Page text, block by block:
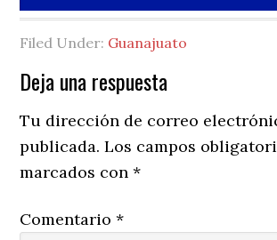
Filed Under: Guanajuato
Reader
Interactions
Deja una respuesta
Tu dirección de correo
publicada. Los campos
marcados con*
Comentario*